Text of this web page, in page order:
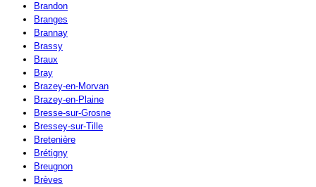
Brandon
Branges
Brannay
Brassy
Braux
Bray
Brazey-en-Morvan
Brazey-en-Plaine
Bresse-sur-Grosne
Bressey-sur-Tille
Bretenière
Brétigny
Breugnon
Brèves